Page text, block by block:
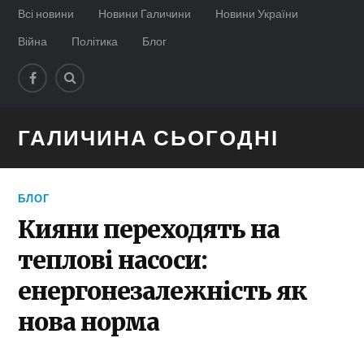
Всі новини Новини Галичини
Новини України
Війна
Політика Блог
ГАЛИЧИНА СЬОГОДНІ
БЛОГ
Кияни переходять на
теплові насоси:
енергонезалежність як
нова норма